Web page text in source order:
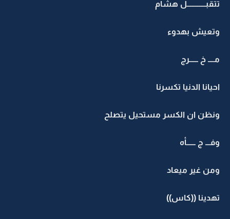
تتقبــــــــــــل هشام
وتعيش بهدوء
مــــ خ ــــــرج
احيانا الدنيا تكسرنا
ونظن ان الكسر مستحيل يتصلح
وفـــ ج ــــــأه
ومن غير ميعاد
تهدينا ((كاس))